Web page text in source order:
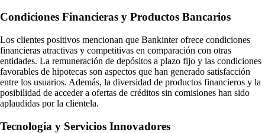
Condiciones Financieras y Productos Bancarios
Los clientes positivos mencionan que Bankinter ofrece condiciones
financieras atractivas y competitivas en comparación con otras
entidades. La remuneración de depósitos a plazo fijo y las condiciones
favorables de hipotecas son aspectos que han generado satisfacción
entre los usuarios. Además, la diversidad de productos financieros y la
posibilidad de acceder a ofertas de créditos sin comisiones han sido
aplaudidas por la clientela.
Tecnología y Servicios Innovadores